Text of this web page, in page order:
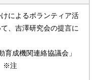
によるボランティア活
、吉澤研究会の提言に
成機関連絡協議会」
※注